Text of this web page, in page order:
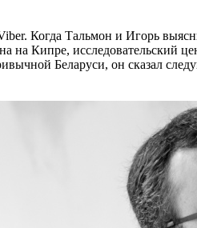
Когда Тальмон и Игорь
на на Кипре, исследовательский
Беларуси, он сказал